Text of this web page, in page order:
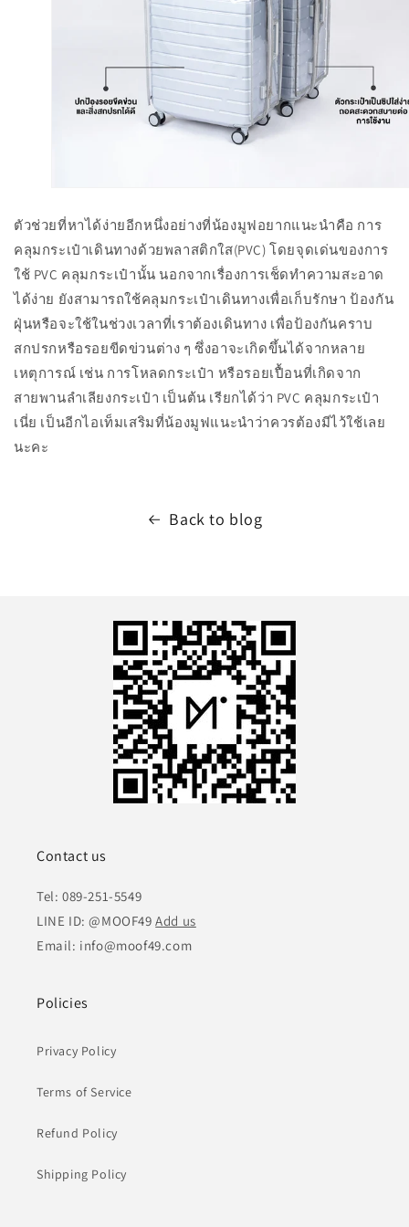
ตัวช่วยที่หาได้ง่ายอีกหนึ่งอย่างที่น้องมูฟอยากแนะนำคือ การ
คลุมกระเป๋าเดินทางด้วยพลาสติกใส(PVC) โดยจุดเด่นของการ
ใช้ PVC คลุมกระเป๋านั้น นอกจากเรื่องการเช็ดทำความสะอาด
ได้ง่าย ยังสามารถใช้คลุมกระเป๋าเดินทางเพื่อเก็บรักษา ป้องกัน
ฝุ่นหรือจะใช้ในช่วงเวลาที่เราต้องเดินทาง เพื่อป้องกันคราบ
สกปรกหรือรอยขีดข่วนต่าง ๆ ซึ่งอาจะเกิดขึ้นได้จากหลาย
เหตุการณ์ เช่น การโหลดกระเป๋า หรือรอยเปื้อนที่เกิดจาก
สายพานลำเลียงกระเป๋า เป็นต้น เรียกได้ว่า PVC คลุมกระเป๋า
เนี่ย เป็นอีกไอเท็มเสริมที่น้องมูฟแนะนำว่าควรต้องมีไว้ใช้เลย
นะคะ
Back to blog
Contact us
Tel: 089-251-5549
LINE ID: @MOOF49Add us
Email: info@moof49.com
Policies
Privacy Policy
Terms of Service
Refund Policy
Shipping Policy